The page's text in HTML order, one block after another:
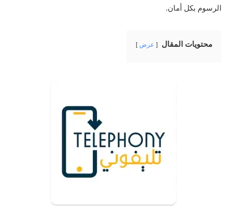
الرسوم بكل أمان.
محتويات المقال عرض